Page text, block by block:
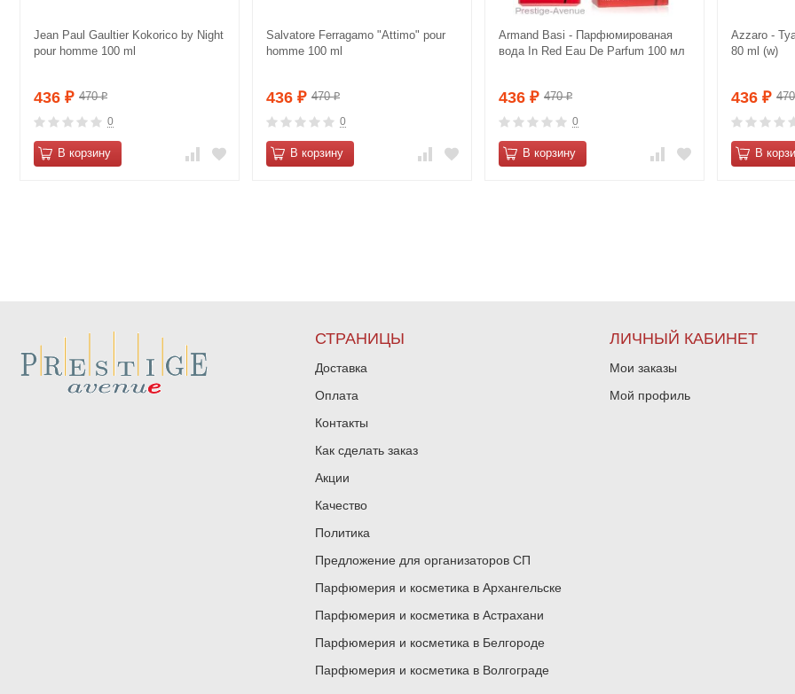
Jean Paul Gaultier Kokorico by Night
pour homme 100 ml
436 ₽ 470₽
0
В корзину
Salvatore Ferragamo "Attimo" pour
homme 100 ml
436 ₽ 470₽
0
В корзину
Armand Basi - Парфюмированая
вода In Red Eau De Parfum 100 мл
436 ₽ 470₽
0
В корзину
Azzaro -
80 ml (w)
436 ₽
В
СТРАНИЦЫ
Доставка
Оплата
Контакты
Как сделать заказ
Акции
Качество
Политика
Предложение для организаторов СП
Парфюмерия и косметика в Архангельске
Парфюмерия и косметика в Астрахани
Парфюмерия и косметика в Белгороде
Парфюмерия и косметика в Волгограде
ЛИЧНЫЙ КАБИНЕТ
Мои заказы
Мой профиль